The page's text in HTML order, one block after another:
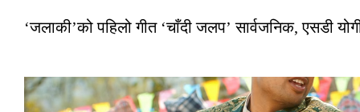
‘जलाकी’को पहिलो गीत ‘चाँदी जलप’ सार्वजनिक, एसडी